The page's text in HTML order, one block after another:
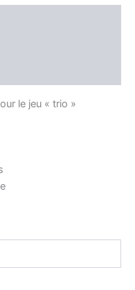
le jeu « trio »